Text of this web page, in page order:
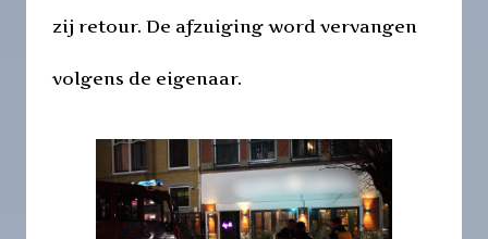
zij retour. De afzuiging word vervangen
volgens de eigenaar.